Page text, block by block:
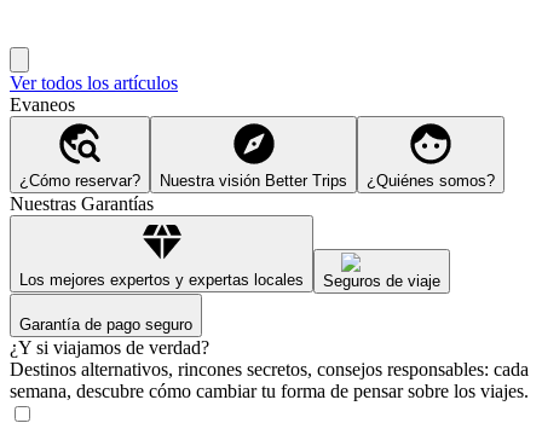
Ver todos los artículos
Evaneos
¿Cómo reservar? Nuestra visión Better Trips ¿Quiénes somos?
Nuestras Garantías
Los mejores expertos y expertas locales Seguros de viaje
Garantía de pago seguro
¿Y si viajamos de verdad?
Destinos alternativos, rincones secretos, consejos responsables: cada
semana, descubre cómo cambiar tu forma de pensar sobre los viajes.